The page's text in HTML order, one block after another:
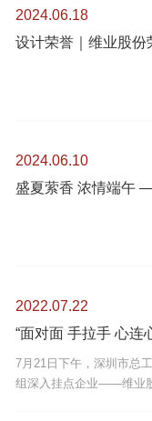
2024.06.18
设计荣誉｜维业股份
2024.06.10
2022.07.22
7月21日下午，深圳市总
组深入挂点企业——维业